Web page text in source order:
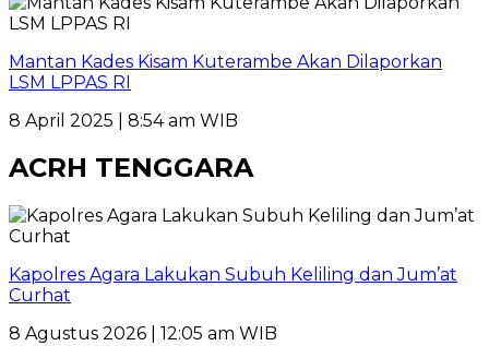
Mantan Kades Kisam Kuterambe Akan Dilaporkan
LSM LPPAS RI
8 April 2025 | 8:54 am WIB
ACRH TENGGARA
Kapolres Agara Lakukan Subuh Keliling dan Jum’at
Curhat
8 Agustus 2026 | 12:05 am WIB